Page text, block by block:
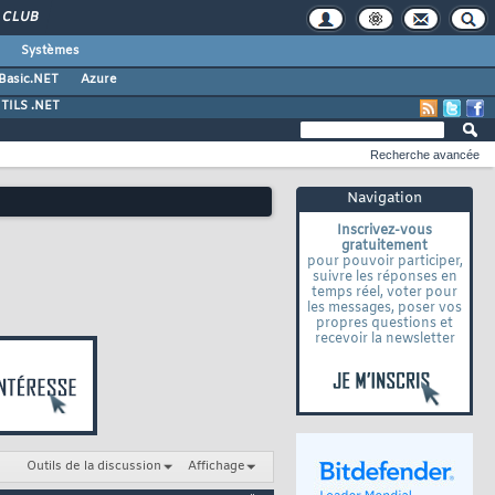
CLUB
Systèmes
Azure
.NET
Navigation
Inscrivez-vous
gratuitement
pour pouvoir participer,
suivre les réponses en
temps réel, voter pour
les messages, poser vos
propres questions et
recevoir la newsletter
Recherche avancée
Outils de la discussion Affichage